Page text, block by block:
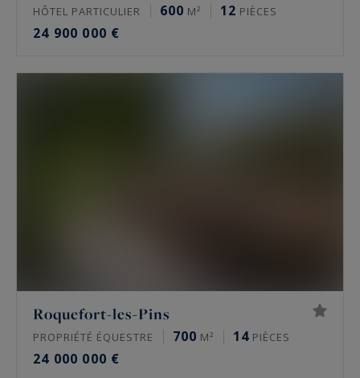
HÔTEL PARTICULIER 600 M² 12 PIÈCES
24 900 000 €
Roquefort-les-Pins
PROPRIÉTÉ ÉQUESTRE 700 M² 14 PIÈCES
24 000 000 €